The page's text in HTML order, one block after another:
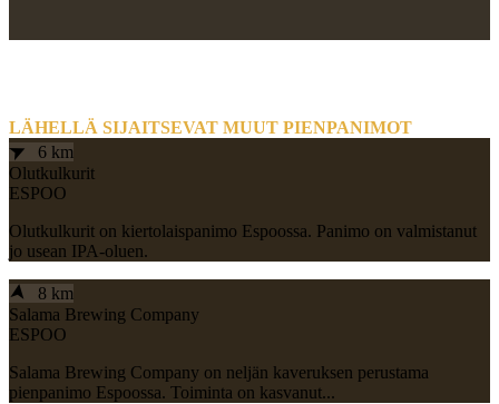
LÄHELLÄ SIJAITSEVAT MUUT PIENPANIMOT
➤ 6 km
Olutkulkurit
ESPOO
Olutkulkurit on kiertolaispanimo Espoossa. Panimo on valmistanut
jo usean IPA-oluen.
➤
8 km
Salama Brewing Company
ESPOO
Salama Brewing Company on neljän kaveruksen perustama
pienpanimo Espoossa. Toiminta on kasvanut...